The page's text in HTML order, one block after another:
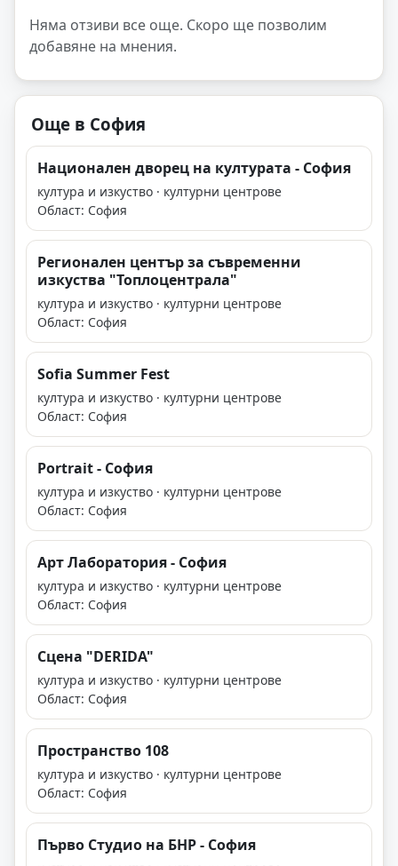
Няма отзиви все още. Скоро ще позволим
добавяне на мнения.
Още в София
Национален дворец на културата - София
култура и изкуство · културни центрове
Област: София
Регионален център за съвременни
изкуства "Топлоцентрала"
култура и изкуство · културни центрове
Област: София
Sofia Summer Fest
култура и изкуство · културни центрове
Област: София
Portrait - София
култура и изкуство · културни центрове
Област: София
Арт Лаборатория - София
култура и изкуство · културни центрове
Област: София
Сцена "DERIDA"
култура и изкуство · културни центрове
Област: София
Пространство 108
култура и изкуство · културни центрове
Област: София
Първо Студио на БНР - София